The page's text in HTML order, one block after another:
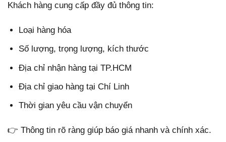
Khách hàng cung cấp đầy đủ thông tin:
Loại hàng hóa
Số lượng, trọng lượng, kích thước
Địa chỉ nhận hàng tại TP.HCM
Địa chỉ giao hàng tại Chí Linh
Thời gian yêu cầu vận chuyển
👉 Thông tin rõ ràng giúp báo giá nhanh và chính xác.